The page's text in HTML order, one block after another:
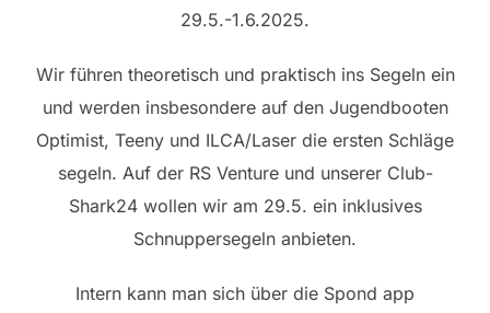
29.5.-1.6.2025.
Wir führen theoretisch und praktisch ins Segeln ein
und werden insbesondere auf den Jugendbooten
Optimist, Teeny und ILCA/Laser die ersten Schläge
segeln. Auf der RS Venture und unserer Club-
Shark24 wollen wir am 29.5. ein inklusives
Schnuppersegeln anbieten.
Intern kann man sich über die Spond app